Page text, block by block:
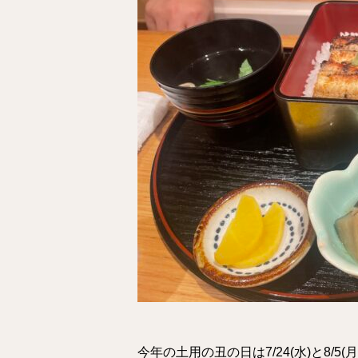
今年の土用の丑の日は7/24(水)と8/5(